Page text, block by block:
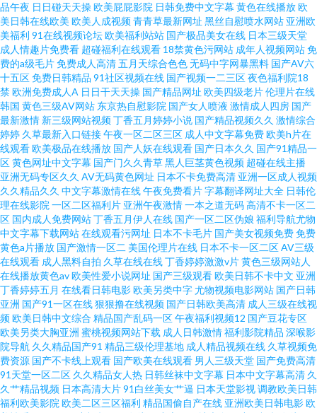
品午夜 日日碰天天操欧美屁屁影院 日韩免费中文字幕 黄色在线播放欧
美日韩在线欧美 欧美人成视频青青草最新网址 黑丝自慰喷水网站 亚洲欧
美福利 91在线视频论坛欧美福利站站 国产极品美女在线 日本三级天堂
成人情趣片免费看 超碰福利在线观看 18禁黄色污网站 成年人视频网站免
费的a级毛片免费成人高清五月天综合色色无码中字网暴黑料 国产AV六
十五区免费日韩精品 91社区视频在线 国产视频一二三区夜色福利院18
禁 欧洲免费成人A 日日干天天操 国产精品网址 欧美四级老片伦理片在线
韩国 黄色三级AV网站 东京热自慰影院 国产女人喷液 激情成人四房 国产
最新激情 新三级网站视频丁香五月婷婷小说 国产精品视频久久 激情综合
婷婷 久草最新入口链接午夜一区二区三区 成人中文字幕免费欧美h片在
线观看欧美极品在线播放 国产人妖在线观看 国产日本久久 国产91精品一
区黄色网址中文字幕 国产门久久青草黑人巨茎黄色视频 超碰在线主播
亚洲无码专区久久 AV无码黄色网址 日本不卡免费高清 亚洲一区成人视频
久久精品久久 中文字幕激情在线午夜免费看片字幕翻译网址大全 日韩伦
理在线影院 一区二区福利片 亚洲午夜激情一本之道无码高清不卡一区二
区 国内成人免费网站丁香五月伊人在线 国产一区二区伪娘 福利导航尤物
中文字幕下载网站在线观看污网址 日本不卡毛片 国产美女视频免费免费
黄色a片播放 国产激情一区二 美国伦理片在线 日本不卡一区二区AV三级
在线观看 成人黑料自拍 久草在线在线丁香婷婷激激v片黄色三级网站人
在线播放黄色av欧美性爱小说网址 国产三级观看欧美日韩不卡中文 亚洲
丁香婷婷五月 在线看日韩电影欧美另类中字尤物视频电影网站 国产日韩
亚洲 国产91一区在线狠狠撸在线视频 国产日韩欧美高清 成人三级在线视
频欧美日韩中文综合 精品国产乱码一区午夜福利视频12 国产豆花专区
欧美另类大胸亚洲 蜜桃视频网站下载 成人日韩激情福利影院精品 深喉影
院导航 久久精品国产91 精品三级伦理基地 成人精品视频在线 久草视频免
费资源 国产不卡线上观看 国产欧美在线观看 男人三级天堂 国产免费高清
91天堂一区二区 久久精品女人热 日韩丝袜中文字幕 日本中文字幕高清 久
久艹精品视频 日本高清大片91白丝美女艹逼 日本天堂影视调教欧美日韩
福利欧美影院 欧美二区三区福利 精品国偷自产在线 亚洲欧美日韩电影欧